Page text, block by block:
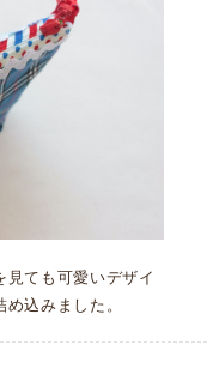
ても可愛いデザイ
込みました。